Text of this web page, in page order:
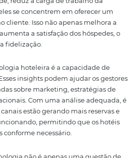
em todos os canais.
os clientes e a garantir que,
canal que escolherem, a
com a proposta do hotel.
de uma estratégia de
não é apenas uma
mas também de solidificar a
mais visibilidade e opções de
que seus quartos sejam
flutuações do mercado.